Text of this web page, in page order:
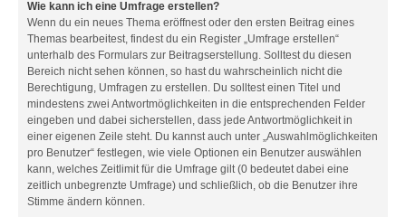
Wie kann ich eine Umfrage erstellen?
Wenn du ein neues Thema eröffnest oder den ersten Beitrag eines
Themas bearbeitest, findest du ein Register „Umfrage erstellen“
unterhalb des Formulars zur Beitragserstellung. Solltest du diesen
Bereich nicht sehen können, so hast du wahrscheinlich nicht die
Berechtigung, Umfragen zu erstellen. Du solltest einen Titel und
mindestens zwei Antwortmöglichkeiten in die entsprechenden Felder
eingeben und dabei sicherstellen, dass jede Antwortmöglichkeit in
einer eigenen Zeile steht. Du kannst auch unter „Auswahlmöglichkeiten
pro Benutzer“ festlegen, wie viele Optionen ein Benutzer auswählen
kann, welches Zeitlimit für die Umfrage gilt (0 bedeutet dabei eine
zeitlich unbegrenzte Umfrage) und schließlich, ob die Benutzer ihre
Stimme ändern können.